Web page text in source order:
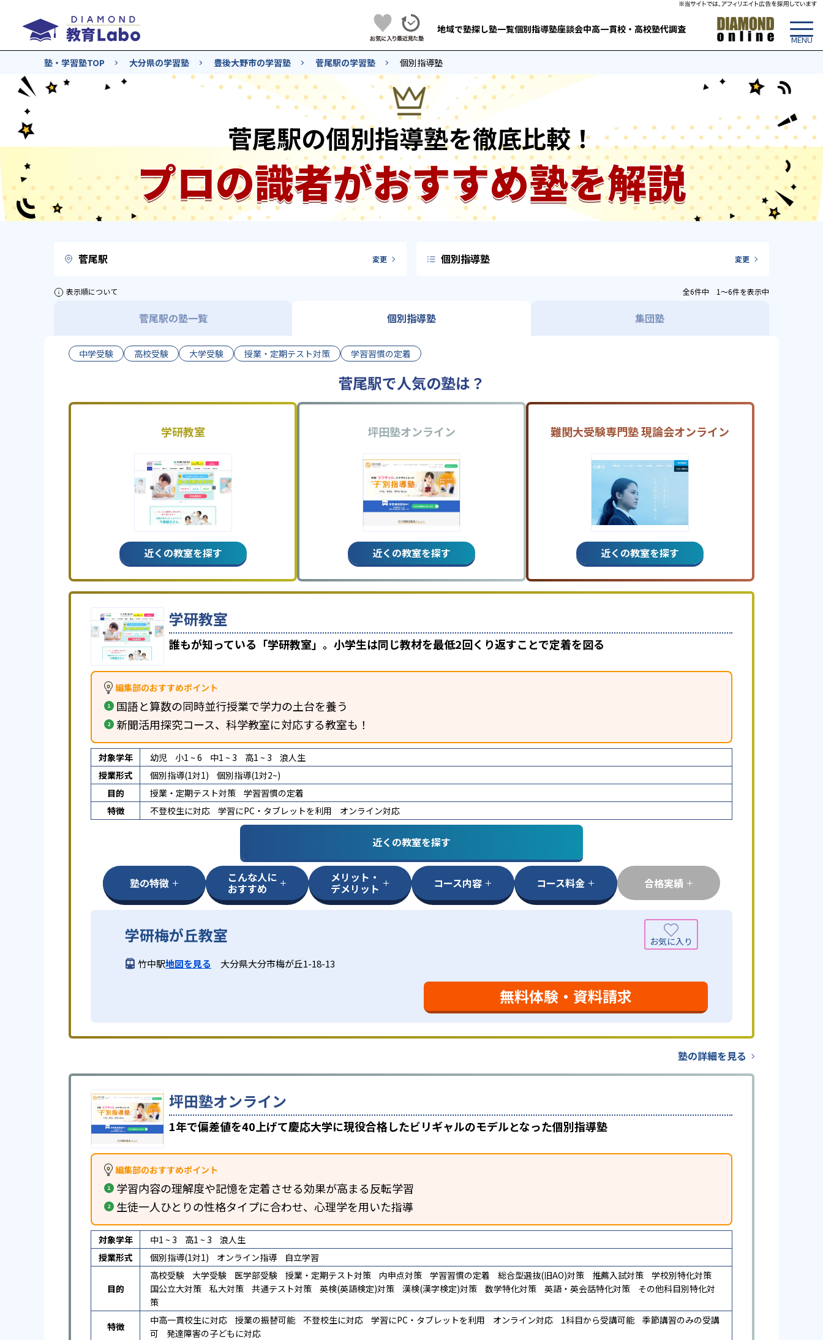
地域で塾探し塾一覧個別指導塾座談会中高一貫校・高校塾代調査
塾・学習塾TOP 大分県の学習塾 豊後大野市の学習塾 菅尾駅の学習塾 個別指導塾
菅尾駅の個別指導塾を徹底比較！
プロの識者がおすすめ塾を解説
菅尾駅 変更 個別指導塾 変更
表示順について 全6件中 1〜6件を表示中
菅尾駅の塾一覧 個別指導塾 集団塾
中学受験 高校受験 大学受験 授業・定期テスト対策 学習習慣の定着
菅尾駅で人気の塾は？
学研教室
近くの教室を探す
坪田塾オンライン
近くの教室を探す
難関大受験専門塾 現論会オンライン
近くの教室を探す
学研教室
誰もが知っている「学研教室」。小学生は同じ教材を最低2回くり返すことで定着を図る
編集部のおすすめポイント
国語と算数の同時並行授業で学力の土台を養う
新聞活用探究コース、科学教室に対応する教室も！
対象学年 幼児 小1 ~ 6 中1 ~ 3 高1 ~ 3
浪人生
授業形式
個別指導(1対1)
個別指導(1対2~)
目的
授業・定期テスト対策
学習習慣の定着
特徴
不登校生に対応 学習にPC・タブレットを利用 オンライン対応
近くの教室を探す
塾の特徴 こんな人に
おすすめ
メリット・
デメリット コース内容 コース料金 合格実績
学研梅が丘教室
竹中駅地図を見る 大分県大分市梅が丘1-18-13
無料体験・資料請求
塾の詳細を見る
坪田塾オンライン
1年で偏差値を40上げて慶応大学に現役合格したビリギャルのモデルとなった個別指導塾
編集部のおすすめポイント
学習内容の理解度や記憶を定着させる効果が高まる反転学習
生徒一人ひとりの性格タイプに合わせ、心理学を用いた指導
対象学年 中1 ~ 3 高1 ~ 3
浪人生
授業形式
個別指導(1対1) オンライン指導 自立学習
目的
高校受験 大学受験 医学部受験 授業・定期テスト対策 内申点対策 学習習慣の定着 総合型選抜(旧AO)対策 推薦入試対策
学校別特化対策
国公立大対策
私大対策 共通テスト対策 英検(英語検定)対策 漢検(漢字検定)対策 数学特化対策 英語・英会話特化対策
その他科目別特化対
策
特徴
中高一貫校生に対応 授業の振替可能 不登校生に対応 学習にPC・タブレットを利用 オンライン対応 1科目から受講可能
季節講習のみの受講
可
発達障害の子どもに対応